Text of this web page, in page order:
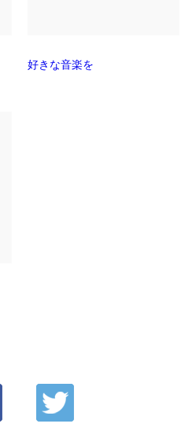
好きな音楽を